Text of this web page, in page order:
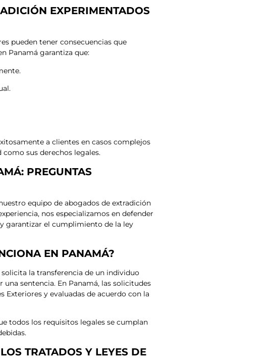
EXPERIMENTADOS
pueden tener consecuencias que
Panamá garantiza que:
a clientes en casos complejos
sus derechos legales.
PREGUNTAS
equipo de abogados de extradición
nos especializamos en defender
garantizar el cumplimiento de la ley
EN PANAMÁ?
la transferencia de un individuo
sentencia. En Panamá, las solicitudes
Exteriores y evaluadas de acuerdo con la
todos los requisitos legales se cumplan
TRATADOS Y LEYES DE